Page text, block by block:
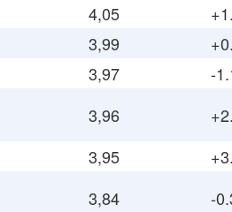
4,05
3,99
3,97
-
3,96
3,95
3,84
-